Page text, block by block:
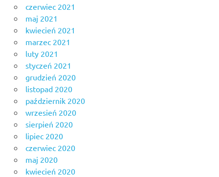
czerwiec 2021
maj 2021
kwiecień 2021
marzec 2021
luty 2021
styczeń 2021
grudzień 2020
listopad 2020
październik 2020
wrzesień 2020
sierpień 2020
lipiec 2020
czerwiec 2020
maj 2020
kwiecień 2020